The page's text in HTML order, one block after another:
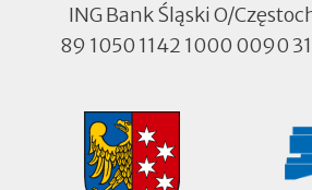
ING Bank Śląski O/
89 1050 1142 1000 0090